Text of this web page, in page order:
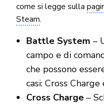
come si legge sulla
Steam.
Battle System –
campo e di
che possono
casi: Cross Charge
Cross Charge–